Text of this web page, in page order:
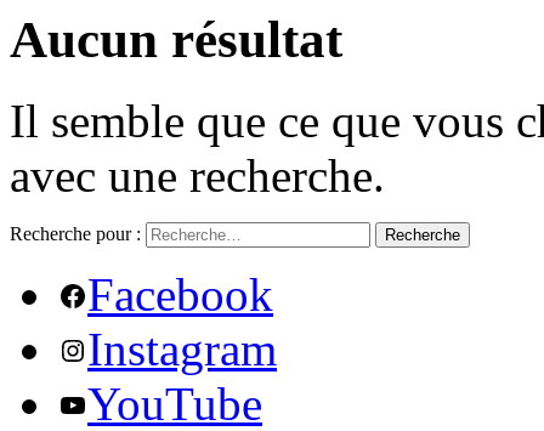
Aucun résultat
Il semble que ce que vous
avec une recherche.
Recherche pour : Recherche
Facebook
Instagram
YouTube